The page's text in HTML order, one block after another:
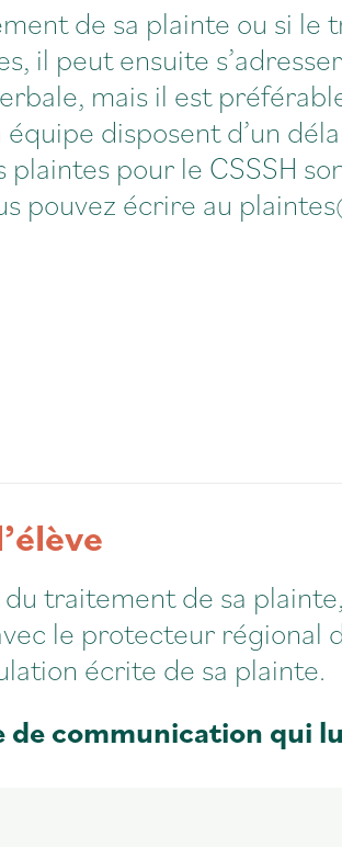
de sa plainte ou si le
il peut ensuite
mais il est
disposent d’un
pour le CSSSH
pouvez écrire au
traitement de sa
le protecteur régional
écrite de sa plainte.
de communication qui